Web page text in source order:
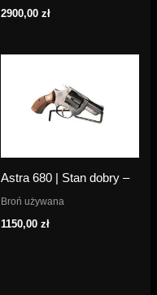
2900,00 zł
Astra 680 | Stan dobry –
Broń używana
1150,00 zł